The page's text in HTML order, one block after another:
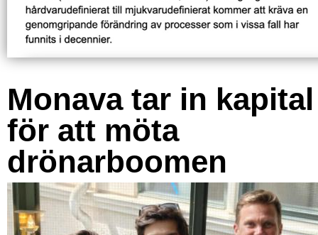
Monava tar in kapital
för att möta
drönarboomen